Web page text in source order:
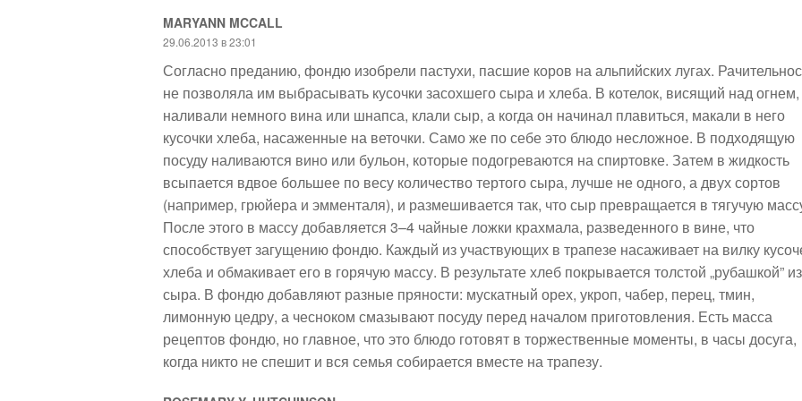
MARYANN MCCALL
29.06.2013 в 23:01
Согласно преданию, фондю изобрели пастухи, пасшие коров на альпийских лугах.
не позволяла им выбрасывать кусочки засохшего сыра и хлеба. В котелок, висящий над огнем,
наливали немного вина или шнапса, клали сыр, а когда он начинал плавиться, макали в него
кусочки хлеба, насаженные на веточки. Само же по себе это блюдо несложное. В подходящую
посуду наливаются вино или бульон, которые подогреваются на спиртовке. Затем в жидкость
всыпается вдвое большее по весу количество тертого сыра, лучше не одного, а двух сортов
(например, грюйера и эмменталя), и размешивается так, что сыр превращается в тягучую
После этого в массу добавляется 3–4 чайные ложки крахмала, разведенного в вине, что
способствует загущению фондю. Каждый из участвующих в трапезе насаживает на вилку
хлеба и обмакивает его в горячую массу. В результате хлеб покрывается толстой „рубашкой” из
сыра. В фондю добавляют разные пряности: мускатный орех, укроп, чабер, перец, тмин,
лимонную цедру, а чесноком смазывают посуду перед началом приготовления. Есть масса
рецептов фондю, но главное, что это блюдо готовят в торжественные моменты, в часы досуга,
когда никто не спешит и вся семья собирается вместе на трапезу.